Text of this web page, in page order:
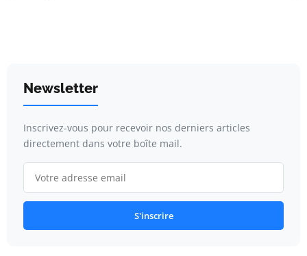
Newsletter
Inscrivez-vous pour recevoir nos derniers articles
directement dans votre boîte mail.
S'inscrire